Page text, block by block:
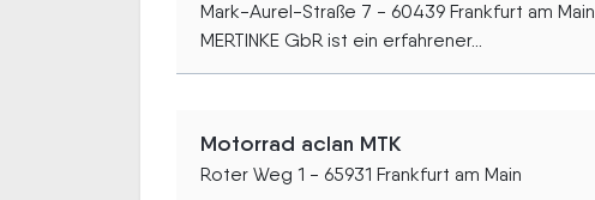
Mark-Aurel-Straße 7 - 60439 Frankfurt am Main
MERTINKE GbR ist ein erfahrener...
Motorrad aclan MTK
Roter Weg 1 - 65931 Frankfurt am Main